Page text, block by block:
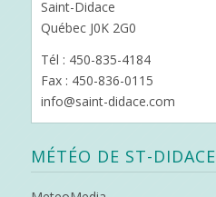
Saint-Didace
Québec J0K 2G0
Tél : 450-835-4184
Fax : 450-836-0115
info@saint-didace.com
MÉTÉO DE ST-DIDACE